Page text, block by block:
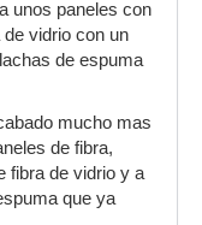
unos paneles con
vidrio con un
de espuma
mucho mas
de fibra,
fibra de vidrio y a
que ya